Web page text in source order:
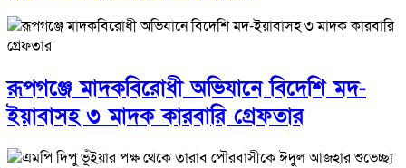
রূপগঞ্জে মাদকবিরোধী অভিযানে বিদেশি মদ-
ইয়াবাসহ ৩ মাদক কারবারি গ্রেফতার